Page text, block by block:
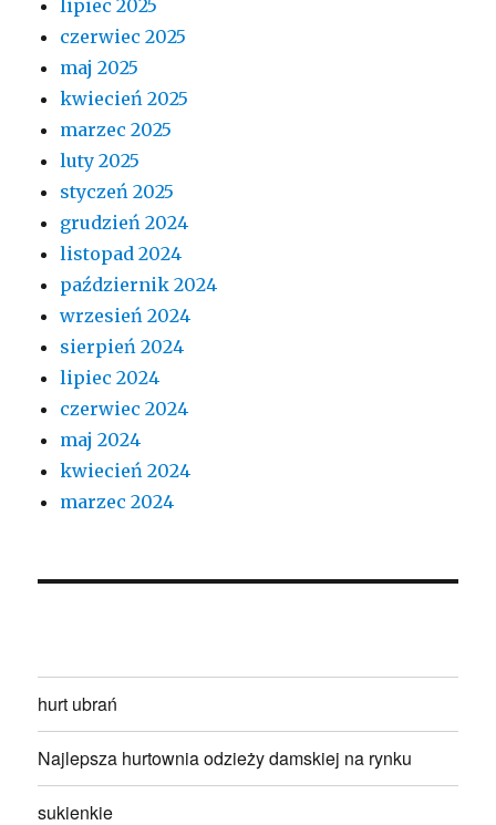
lipiec 2025
czerwiec 2025
maj 2025
kwiecień 2025
marzec 2025
luty 2025
styczeń 2025
grudzień 2024
listopad 2024
październik 2024
wrzesień 2024
sierpień 2024
lipiec 2024
czerwiec 2024
maj 2024
kwiecień 2024
marzec 2024
hurt ubrań
Najlepsza hurtownia odzieży damskiej na rynku
sukienkie